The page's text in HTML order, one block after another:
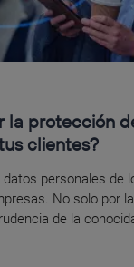
la protección
clientes?
personales de
No solo por
de la